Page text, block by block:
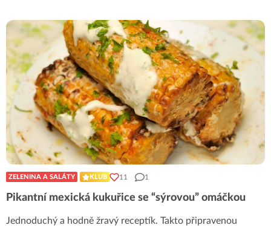
ZELENINA A SALÁTY KLUB 11 1
Pikantní mexická kukuřice se “sýrovou” omáčkou
Jednoduchý a hodně žravý receptík. Takto připravenou